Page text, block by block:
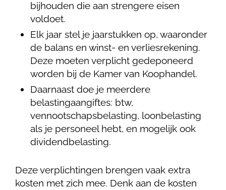
bijhouden die aan strengere eisen
voldoet.
Elk jaar stel je jaarstukken op, waaronder
de balans en winst- en verliesrekening.
Deze moeten verplicht gedeponeerd
worden bij de Kamer van Koophandel.
Daarnaast doe je meerdere
belastingaangiftes: btw,
vennootschapsbelasting, loonbelasting
als je personeel hebt, en mogelijk ook
dividendbelasting.
Deze verplichtingen brengen vaak extra
kosten met zich mee. Denk aan de kosten